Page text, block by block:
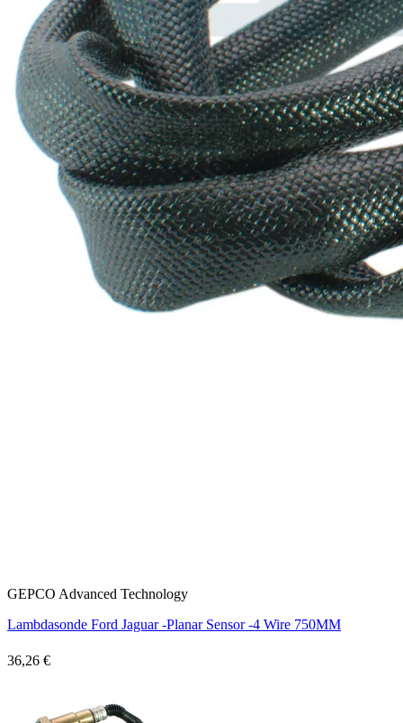
GEPCO Advanced Technology
Lambdasonde Ford Jaguar -Planar Sensor -4 Wire 750MM
36,26 €